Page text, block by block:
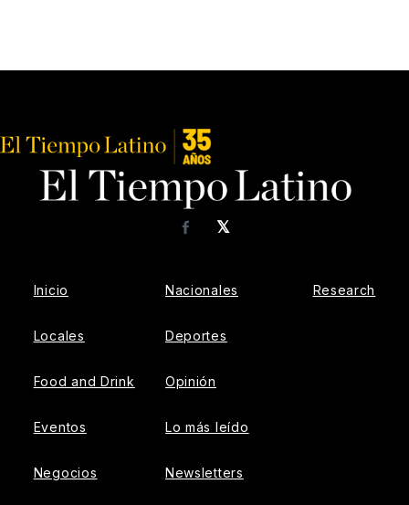
𝕏
Facebook
Inicio
Locales
Food and Drink
Eventos
Negocios
Nacionales
Deportes
Opinión
Lo más leído
Newsletters
Research